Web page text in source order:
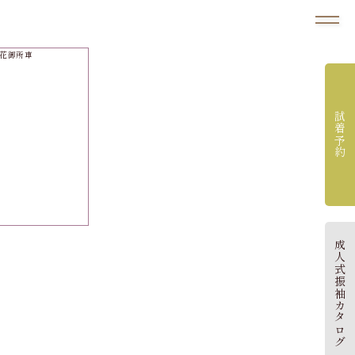
試着予約
成人式振袖カタログ